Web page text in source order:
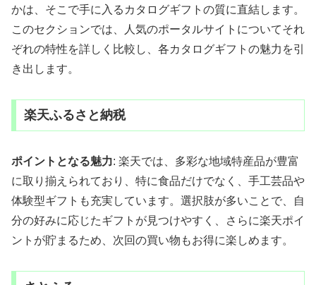
かは、そこで手に入るカタログギフトの質に直結します。
このセクションでは、人気のポータルサイトについてそれ
ぞれの特性を詳しく比較し、各カタログギフトの魅力を引
き出します。
楽天ふるさと納税
ポイントとなる魅力: 楽天では、多彩な地域特産品が豊富
に取り揃えられており、特に食品だけでなく、手工芸品や
体験型ギフトも充実しています。選択肢が多いことで、自
分の好みに応じたギフトが見つけやすく、さらに楽天ポイ
ントが貯まるため、次回の買い物もお得に楽しめます。